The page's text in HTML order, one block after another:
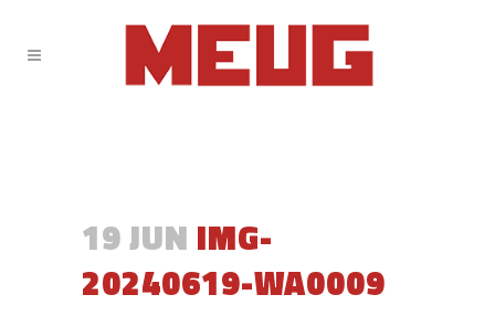
19 JUN IMG-
20240619-WA0009